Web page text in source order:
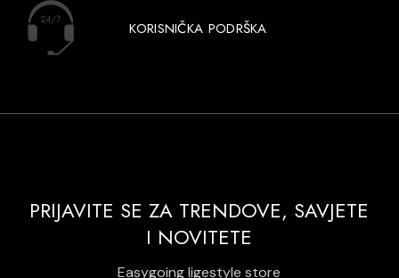
KORISNIČKA PODRŠKA
PRIJAVITE SE ZA TRENDOVE, SAVJETE
I NOVITETE
Easygoing ligestyle store